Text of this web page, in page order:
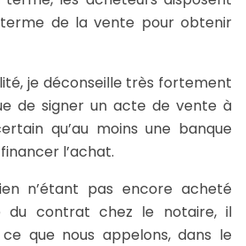
terme de la vente pour obtenir
je déconseille très fortement
de signer un acte de vente à
qu’au moins une banque
l’achat.
n’étant pas encore acheté
du contrat chez le notaire, il
que nous appelons, dans le